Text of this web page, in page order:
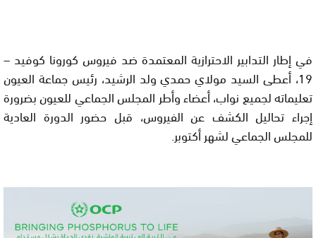
في إطار التدابير الاحترازية المعتمدة ضد فيروس كورونا كوفيد –
19، أعطى السيد مولاي حمدي ولد الرشيد، رئيس جماعة العيون
تعليماته لجميع نواب، أعضاء وأطر المجلس الجماعي للعيون بضرورة
إجراء تحاليل الكشف عن الفيروس، قبل حضور الدورة العادية
للمجلس الجماعي لشهر أكتوبر.